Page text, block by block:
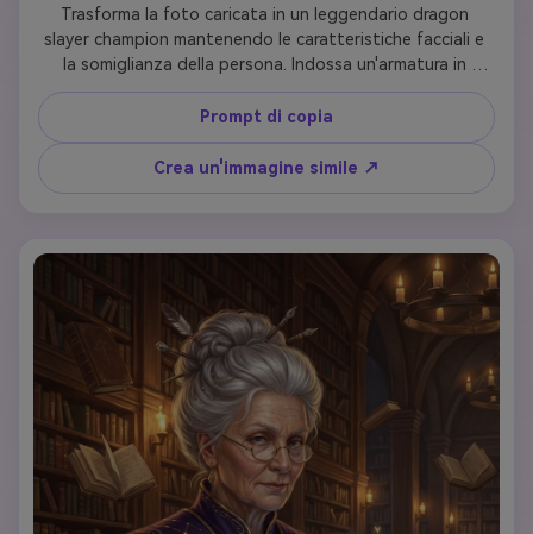
Trasforma la foto caricata in un leggendario dragon
slayer champion mantenendo le caratteristiche facciali e
la somiglianza della persona. Indossa un'armatura in
acciaio annerita con pauldrons in scala di drago, mantello
scarlatto lacerato dalle battaglie, trofeo collana dente di
drago. Impugna una grande spada con rune luminose, il
viso mostra cicatrici di battaglia e determinazione. Lo
sfondo presenta teschio di drago e tesoro in una grotta
illuminazione drammatica del cerchio, alto contrasto,
estetica eroica indurita da battaglia.
Prompt di copia
Crea un'immagine simile ↗